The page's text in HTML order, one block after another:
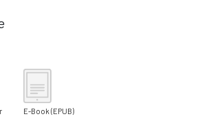
E-Book (EPUB)